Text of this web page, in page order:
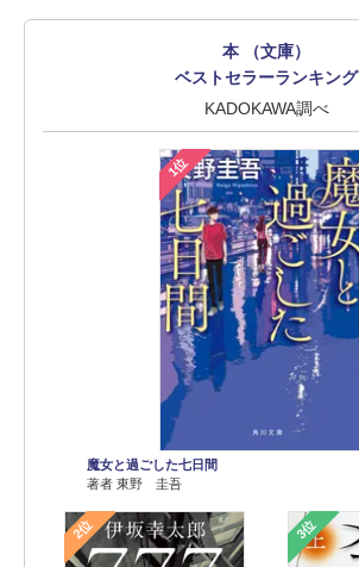
本 （文庫）
ベストセラーランキング
KADOKAWA調べ
1位
魔女と過ごした七日間
著者 東野 圭吾
2位 3位